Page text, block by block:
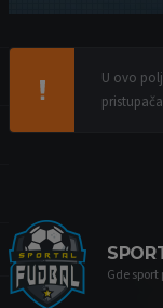
U ovo
Gde